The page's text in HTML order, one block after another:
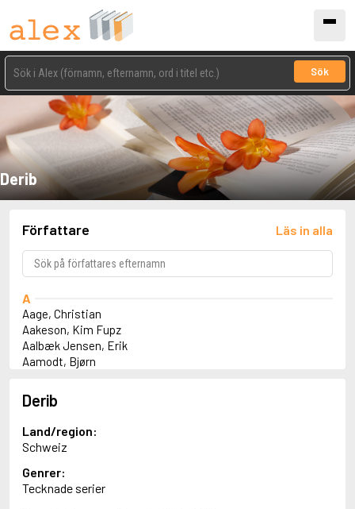
Sök
Derib
Författare Läs in alla
A
Aage, Christian
Aakeson, Kim Fupz
Aalbæk Jensen, Erik
Aamodt, Bjørn
Abbey, Kieran
Abbot, Anthony
Abbott, John
Abbott, Megan
Abdel-Fattah, Randa
Abdolah, Kader
Abé, Kobo
Derib
Land/region:
Schweiz
Genrer:
Tecknade serier